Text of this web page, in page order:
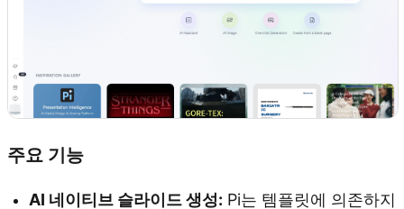
주요 기능
AI 네이티브 슬라이드 생성: Pi는 템플릿에 의존하지